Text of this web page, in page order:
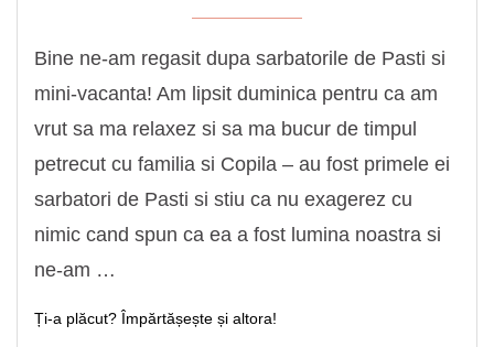
Bine ne-am regasit dupa sarbatorile de Pasti si
mini-vacanta! Am lipsit duminica pentru ca am
vrut sa ma relaxez si sa ma bucur de timpul
petrecut cu familia si Copila – au fost primele ei
sarbatori de Pasti si stiu ca nu exagerez cu
nimic cand spun ca ea a fost lumina noastra si
ne-am …
Ți-a plăcut? Împărtășește și altora!